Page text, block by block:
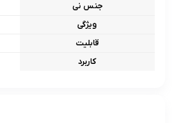
جنس نی
ویژگی
قابلیت
کاربرد